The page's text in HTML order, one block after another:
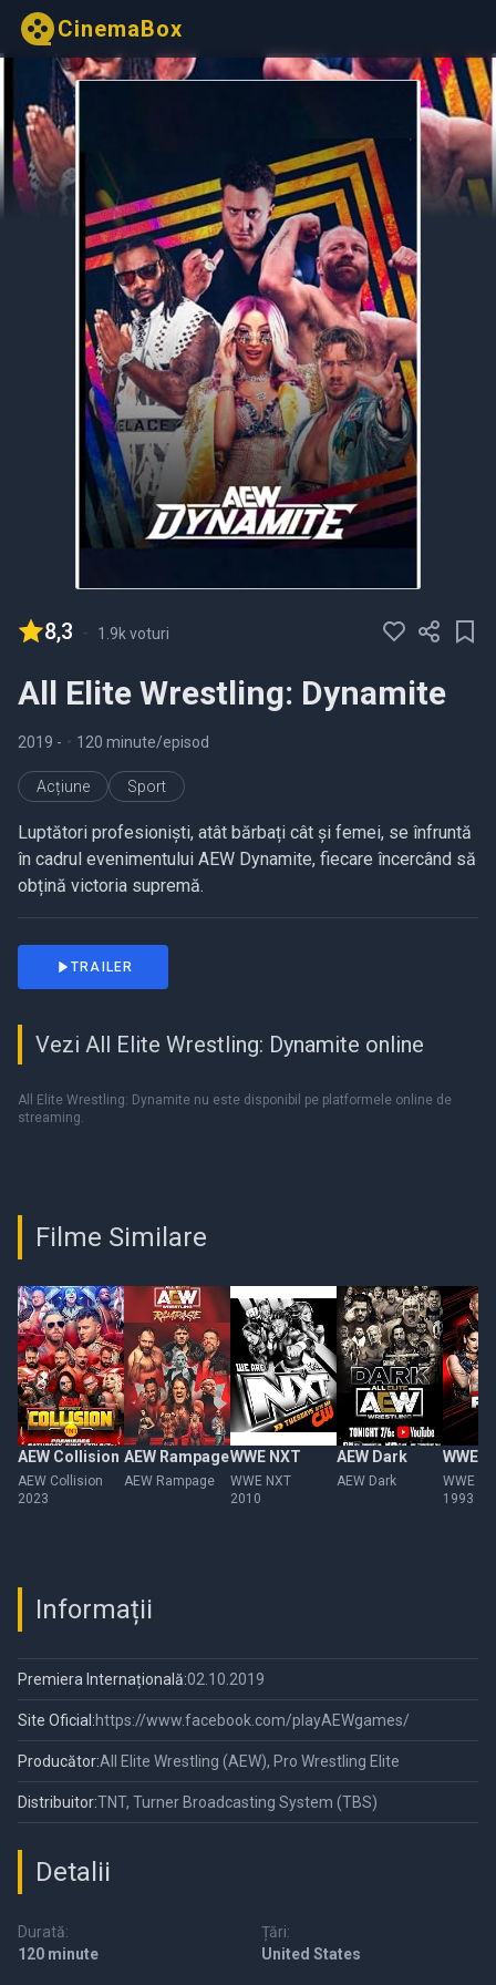
CinemaBox
8,3 - 1.9k voturi
All Elite Wrestling: Dynamite
2019 - • 120 minute/episod
Acțiune Sport
Luptători profesioniști, atât bărbați cât și femei, se înfruntă
în cadrul evenimentului AEW Dynamite, fiecare încercând să
obțină victoria supremă.
TRAILER
Vezi All Elite Wrestling: Dynamite online
All Elite Wrestling: Dynamite nu este disponibil pe platformele online de
streaming.
Filme Similare
AEW Collision
AEW Collision
2023
AEW Rampage
AEW Rampage
WWE NXT
WWE NXT
2010
AEW Dark
AEW Dark
WWE
WWE
1993
Informații
Premiera Internațională:02.10.2019
Site Oficial:https://www.facebook.com/playAEWgames/
Producător:All Elite Wrestling (AEW), Pro Wrestling Elite
Distribuitor:TNT, Turner Broadcasting System (TBS)
Detalii
Durată:
120 minute
Țări:
United States